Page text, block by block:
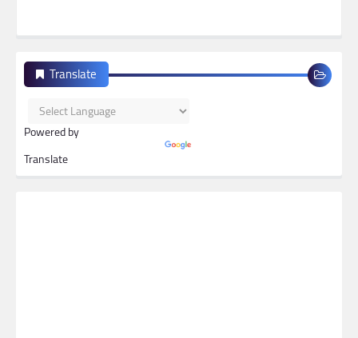
Translate
Powered by
Translate